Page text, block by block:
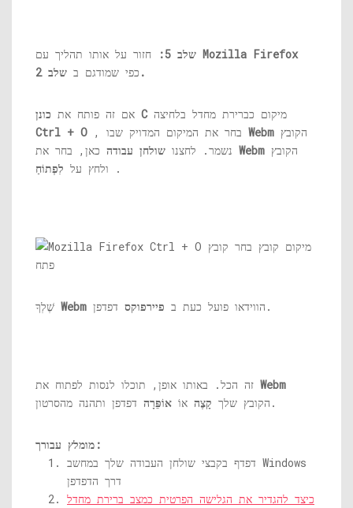
שלב 5: Mozilla Firefox
כפי שמודגם ב שלב 2.
אם זה פותח את כונן C מיקום כברירת מחדל בלחיצה
Ctrl + O
Webm
נשמר. לחצנו שולחן עבודה Webm
ולחץ על לִפְתוֹחַ .
Webm הווידאו פועל כעת ב פיירפוקס דפדפן.
Webm
הקובץ שלך קָצֶה אוֹ אוֹפֵּרָה דפדפן ותהנה מהסרטון.
מומלץ עבורך:
דפדף בקבצי שולחן העבודה שלך במחשב Windows
דרך הדפדפן
כיצד להגדיר את הגלישה הפרטית כמצב ברירת מחדל